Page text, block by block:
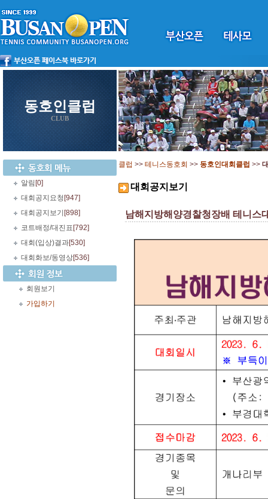
동호인클럽
CLUB
알림 [0]
대회공지요청 [947]
대회공지보기 [898]
코트배정/대진표 [792]
대회(입상)결과[530]
대회화보/동영상[536]
회원보기
가입하기
클럽 >> 테니스동호회 >> 동호인대회클럽 >>
대회공지보기
남해지방해양경찰청장배 테니스